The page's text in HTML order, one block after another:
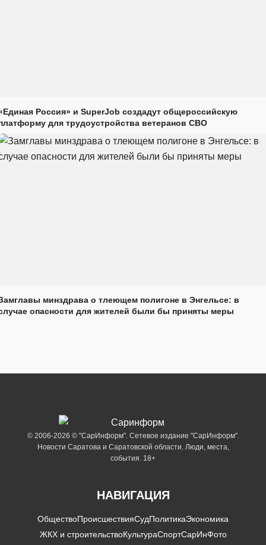
Россия» и SuperJob создадут общероссийскую
для трудоустройства ветеранов СВО
минздрава о тлеющем полигоне в Энгельсе: в
опасности для жителей были бы приняты меры
© 2006-2026 © "СарИнформ". Сетевое издание "СарИнформ".
Новости Саратова и Саратовской области. Люди, места,
события. 18+
НАВИГАЦИЯ
ОбществоПроисшествияСудПолитикаЭкономика
ЖКХ и строительствоКультураСпортСарИнФото